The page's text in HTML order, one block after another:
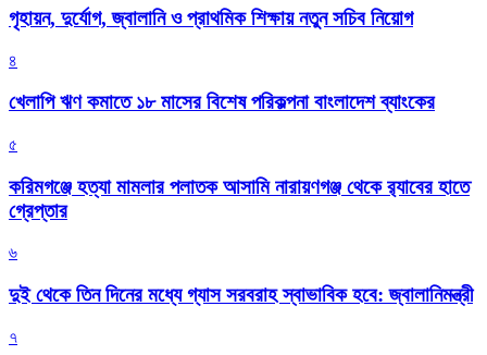
গৃহায়ন, দুর্যোগ, জ্বালানি ও প্রাথমিক শিক্ষায় নতুন সচিব নিয়োগ
৪
খেলাপি ঋণ কমাতে ১৮ মাসের বিশেষ পরিকল্পনা বাংলাদেশ ব্যাংকের
৫
করিমগঞ্জে হত্যা মামলার পলাতক আসামি নারায়ণগঞ্জ থেকে র‌্যাবের হাতে
গ্রেপ্তার
৬
দুই থেকে তিন দিনের মধ্যে গ্যাস সরবরাহ স্বাভাবিক হবে: জ্বালানিমন্ত্রী
৭